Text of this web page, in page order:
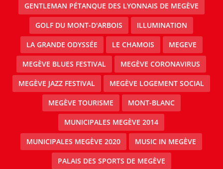
GENTLEMAN PÉTANQUE DES LYONNAIS DE MEGÈVE
GOLF DU MONT-D'ARBOIS ILLUMINATION
LA GRANDE ODYSSÉE LE CHAMOIS MEGEVE
MEGÈVE BLUES FESTIVAL MEGÈVE CORONAVIRUS
MEGÈVE JAZZ FESTIVAL MEGÈVE LOGEMENT SOCIAL
MEGÈVE TOURISME MONT-BLANC
MUNICIPALES MEGÈVE 2014
MUNICIPALES MEGÈVE 2020 MUSIC IN MEGÈVE
PALAIS DES SPORTS DE MEGÈVE